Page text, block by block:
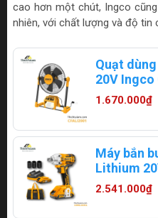
cao hơn một chút, Ingco
nhiên, với chất lượng và độ tin
Quạt
20V Ingco
kèm theo
1.670.000₫
Máy bắn
Lithium
2.541.000₫